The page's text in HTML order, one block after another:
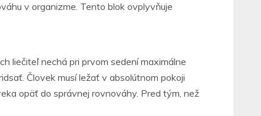
v organizme. Tento blok ovplyvňuje
liečiteľ nechá pri prvom sedení maximálne
Človek musí ležať v absolútnom pokoji
opäť do správnej rovnováhy. Pred tým, než